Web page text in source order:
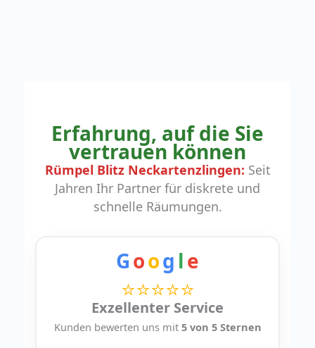
Erfahrung, auf die Sie
vertrauen können
Rümpel Blitz Neckartenzlingen: Seit
Jahren Ihr Partner für diskrete und
schnelle Räumungen.
Goog le
⭐⭐⭐⭐⭐
Exzellenter Service
Kunden bewerten uns mit 5 von 5 Sternen